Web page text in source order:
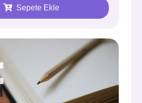
Sepete Ekle